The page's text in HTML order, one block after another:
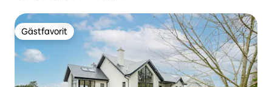
Gästfavorit
Gästfavorit